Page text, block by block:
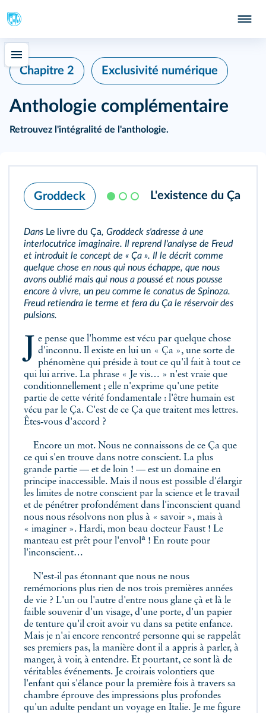
Chapitre 2 Exclusivité numérique
Anthologie complémentaire
Retrouvez l'intégralité de l'anthologie.
Groddeck L'existence du Ça
Dans Le livre du Ça, Groddeck s'adresse à une
interlocutrice imaginaire. Il reprend l'analyse de Freud
et introduit le concept de « Ça ». Il le décrit comme
quelque chose en nous qui nous échappe, que nous
avons oublié mais qui nous a poussé et nous pousse
encore à vivre, un peu comme le conatus de Spinoza.
Freud retiendra le terme et fera du Ça le réservoir des
pulsions.
Je pense que l'homme est vécu par quelque chose
d'inconnu. Il existe en lui un « Ça », une sorte de
phénomène qui préside à tout ce qu'il fait à tout ce
qui lui arrive. La phrase « Je vis… » n'est vraie que
conditionnellement ; elle n'exprime qu'une petite
partie de cette vérité fondamentale : l'être humain est
vécu par le Ça. C'est de ce Ça que traitent mes lettres.
Êtes‑vous d'accord ?
Encore un mot. Nous ne connaissons de ce Ça que
ce qui s'en trouve dans notre conscient. La plus
grande partie — et de loin ! — est un domaine en
principe inaccessible. Mais il nous est possible d'élargir
les limites de notre conscient par la science et le travail
et de pénétrer profondément dans l'inconscient quand
nous nous résolvons non plus à « savoir », mais à
« imaginer ». Hardi, mon beau docteur Faust ! Le
manteau est prêt pour l'envola ! En route pour
l'inconscient…
N'est‑il pas étonnant que nous ne nous
remémorions plus rien de nos trois premières années
de vie ? L'un ou l'autre d'entre nous glane çà et là le
faible souvenir d'un visage, d'une porte, d'un papier
de tenture qu'il croit avoir vu dans sa petite enfance.
Mais je n'ai encore rencontré personne qui se rappelât
ses premiers pas, la manière dont il a appris à parler, à
manger, à voir, à entendre. Et pourtant, ce sont là de
véritables événements. Je croirais volontiers que
l'enfant qui s'élance pour la première fois à travers sa
chambre éprouve des impressions plus profondes
qu'un adulte pendant un voyage en Italie. Je me figure